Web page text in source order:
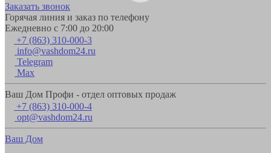
Заказать звонок
Горячая линия и заказ по телефону
Ежедневно с 7:00 до 20:00
+7 (863) 310-000-3
info@vashdom24.ru
Telegram
Max
Ваш Дом Профи - отдел оптовых продаж
+7 (863) 310-000-4
opt@vashdom24.ru
Ваш Дом